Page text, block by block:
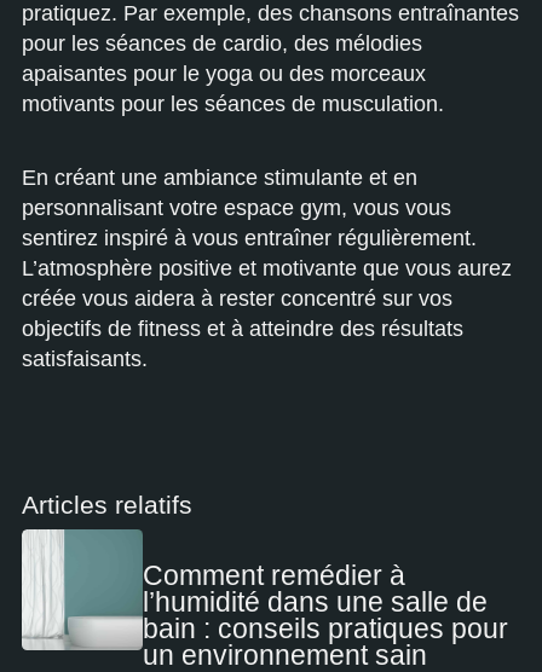
pratiquez. Par exemple, des chansons entraînantes
pour les séances de cardio, des mélodies
apaisantes pour le yoga ou des morceaux
motivants pour les séances de musculation.
En créant une ambiance stimulante et en
personnalisant votre espace gym, vous vous
sentirez inspiré à vous entraîner régulièrement.
L’atmosphère positive et motivante que vous aurez
créée vous aidera à rester concentré sur vos
objectifs de fitness et à atteindre des résultats
satisfaisants.
Articles relatifs
Comment remédier à
l’humidité dans une salle de
bain : conseils pratiques pour
un environnement sain